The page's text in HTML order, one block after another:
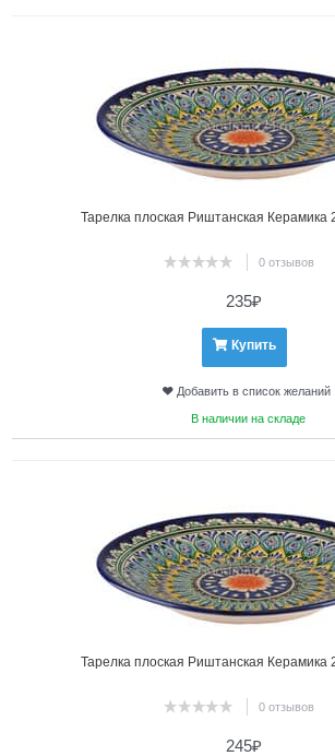
Тарелка плоская Риштанская Керамика
0 отзывов
235₽
Купить
Добавить в список желаний
В наличии на складе
Тарелка плоская Риштанская Керамика
0 отзывов
245₽